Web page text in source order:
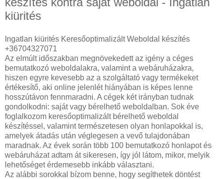
kiürités
Ingatlan kiürités Keresőoptimalizált Weboldal készítés
+36704327071
Az elmúlt időszakban megnövekedett az igény a céges
bemutatkozó weboldalakra, valamint a webáruházakra,
hiszen egyre kevesebb az a szolgáltató vagy termékeket
értékesítő, aki online jelenlét hiányában is képes lenne
hosszútávon fennmaradni. A cégek két irányban tudnak
gondolkodni: saját vagy bérelhető weboldalban. Sok éve
foglalkozom keresőoptimalizált bérelhető weboldal
készítéssel, valamint természetesen olyan honlapokkal is,
amelyek átadás után véglegesen a vevő tulajdonában
maradnak. Az évek során több 100 bemutatkozó honlapot és
webáruházat adtam át sikeresen, így jól látom, mikor, melyik
lehetőséget érdemesebb inkább választani.
Az alábbi sorokkal bízom benne, hogy segíthetek döntést